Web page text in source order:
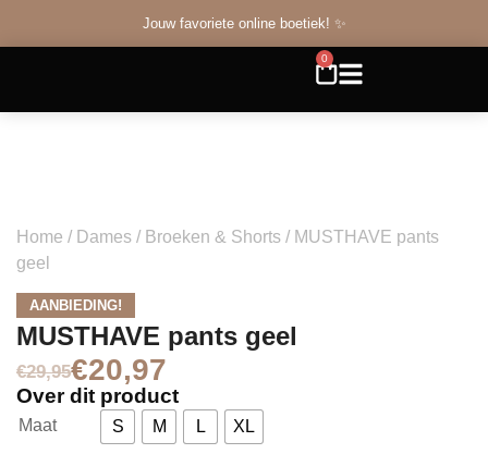
Jouw favoriete online boetiek! ✨
0
Home / Dames / Broeken & Shorts / MUSTHAVE pants
geel
AANBIEDING!
MUSTHAVE pants geel
€29,95€20,97
Over dit product
Maat S M L XL